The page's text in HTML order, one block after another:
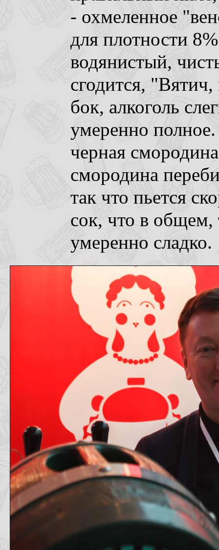
- охмеленное
для плотности
водянистый,
сгодится,
бок, алкоголь
умеренно
черная
смородина
так что пьется
сок, что в
умеренно сладко.